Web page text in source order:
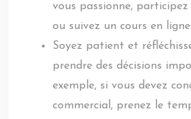
vous passionne,
ou suivez un cours en ligne.
Soyez patient et
prendre des décisions
exemple, si vous devez
commercial, prenez le